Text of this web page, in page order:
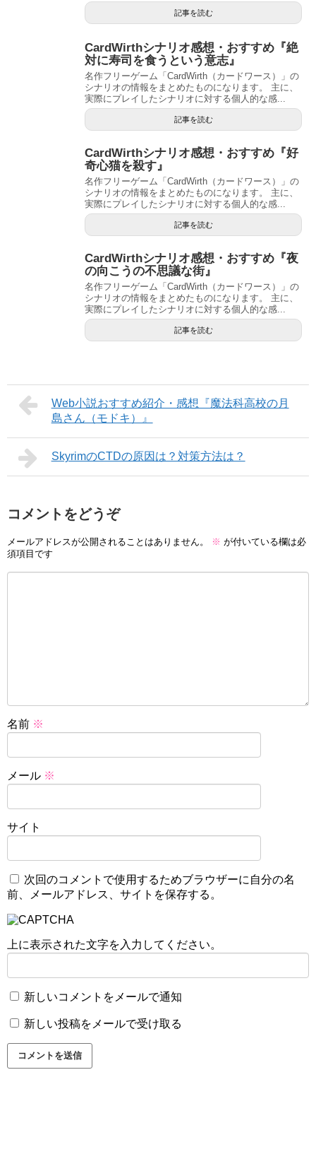
記事を読む
CardWirthシナリオ感想・おすすめ『絶
対に寿司を食うという意志』
名作フリーゲーム「CardWirth（カードワース）」の
シナリオの情報をまとめたものになります。 主に、
実際にプレイしたシナリオに対する個人的な感...
記事を読む
CardWirthシナリオ感想・おすすめ『好
奇心猫を殺す』
名作フリーゲーム「CardWirth（カードワース）」の
シナリオの情報をまとめたものになります。 主に、
実際にプレイしたシナリオに対する個人的な感...
記事を読む
CardWirthシナリオ感想・おすすめ『夜
の向こうの不思議な街』
名作フリーゲーム「CardWirth（カードワース）」の
シナリオの情報をまとめたものになります。 主に、
実際にプレイしたシナリオに対する個人的な感...
記事を読む
Web小説おすすめ紹介・感想『魔法科高校の月
島さん（モドキ）』
SkyrimのCTDの原因は？対策方法は？
コメントをどうぞ
メールアドレスが公開されることはありません。 ※ が付いている欄は必
須項目です
名前 ※
メール ※
サイト
次回のコメントで使用するためブラウザーに自分の名
前、メールアドレス、サイトを保存する。
上に表示された文字を入力してください。
新しいコメントをメールで通知
新しい投稿をメールで受け取る